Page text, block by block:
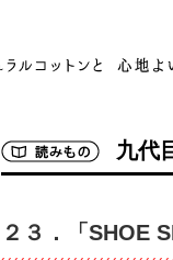
九代
２３．「SHOE